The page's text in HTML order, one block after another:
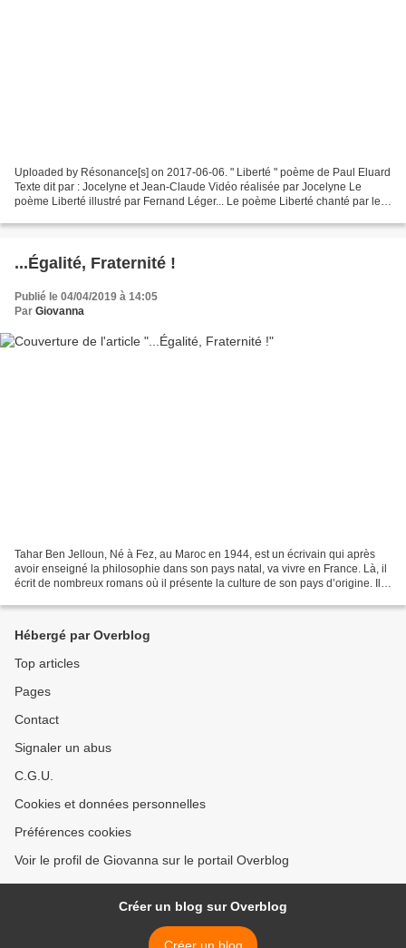
Uploaded by Résonance[s] on 2017-06-06. " Liberté " poème de Paul Eluard
Texte dit par : Jocelyne et Jean-Claude Vidéo réalisée par Jocelyne Le
poème Liberté illustré par Fernand Léger... Le poème Liberté chanté par les
...Égalité, Fraternité !
Publié le 04/04/2019 à 14:05
Par Giovanna
Tahar Ben Jelloun, Né à Fez, au Maroc en 1944, est un écrivain qui après
avoir enseigné la philosophie dans son pays natal, va vivre en France. Là, il
écrit de nombreux romans où il présente la culture de son pays d’origine. Il a
Hébergé par Overblog
Top articles
Pages
Contact
Signaler un abus
C.G.U.
Cookies et données personnelles
Préférences cookies
Voir le profil de Giovanna sur le portail Overblog
Créer un blog sur Overblog